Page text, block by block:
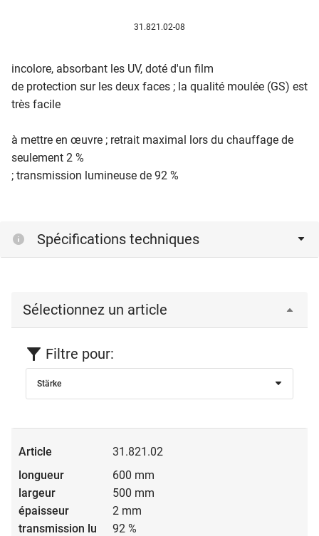
31.821.02-08
incolore, absorbant les UV, doté d'un film
de protection sur les deux faces ; la qualité moulée (GS) est
très facile
à mettre en œuvre ; retrait maximal lors du chauffage de
seulement 2 %
; transmission lumineuse de 92 %
Spécifications techniques
Sélectionnez un article
Filtre pour:
Stärke
31.821.02
600 mm
500 mm
2 mm
92 %